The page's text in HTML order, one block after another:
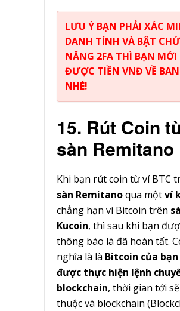
LƯU Ý BẠN PHẢI XÁC
DANH TÍNH VÀ BẬT
NĂNG 2FA THÌ BẠN MỚI
ĐƯỢC TIỀN VNĐ VỀ
NHÉ!
15. Rút Coin
sàn Remitano
Khi bạn rút coin từ ví BTC
sàn Remitanoqua mộtví
chẳng hạn ví Bitcoin trên
Kucoin, thì sau khi bạn
thông báo là đã hoàn tất.
nghĩa là là Bitcoin của bạn
được thực hiện lệnh
blockchain, thời gian tới
thuộc và blockchain